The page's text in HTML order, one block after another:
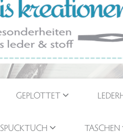
GEPLOTTET
SPUCKTUCH TASCHEN